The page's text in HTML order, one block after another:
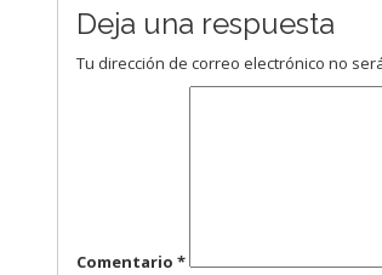
Deja una respuesta
Tu dirección de correo electrónico no
Comentario*